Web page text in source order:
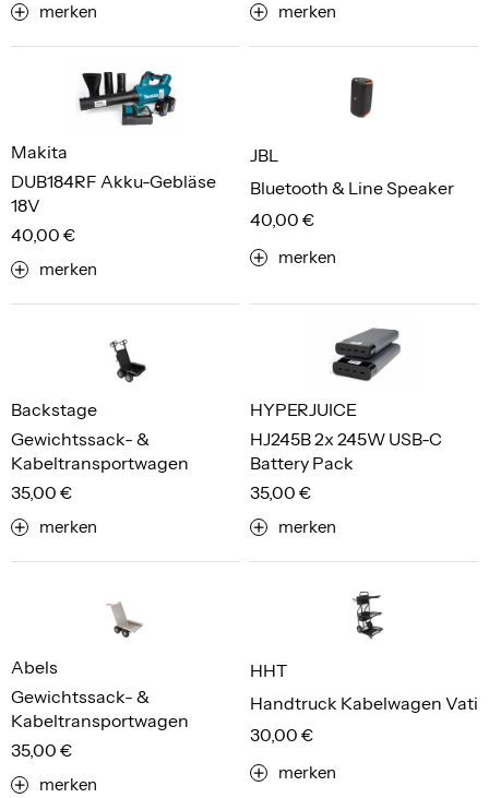
merken merken
DUB184RF Akku-Gebläse
18V
Makita
40,00 €
merken
Bluetooth & Line Speaker
JBL
40,00 €
merken
Gewichtssack- &
Kabeltransportwagen
Backstage
35,00 €
merken
HJ245B 2x 245W USB-C
Battery Pack
HYPERJUICE
35,00 €
merken
Gewichtssack- &
Kabeltransportwagen
Abels
35,00 €
merken
Handtruck Kabelwagen Vati
HHT
30,00 €
merken